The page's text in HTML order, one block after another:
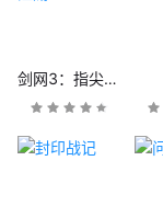
剑网3：指尖江湖